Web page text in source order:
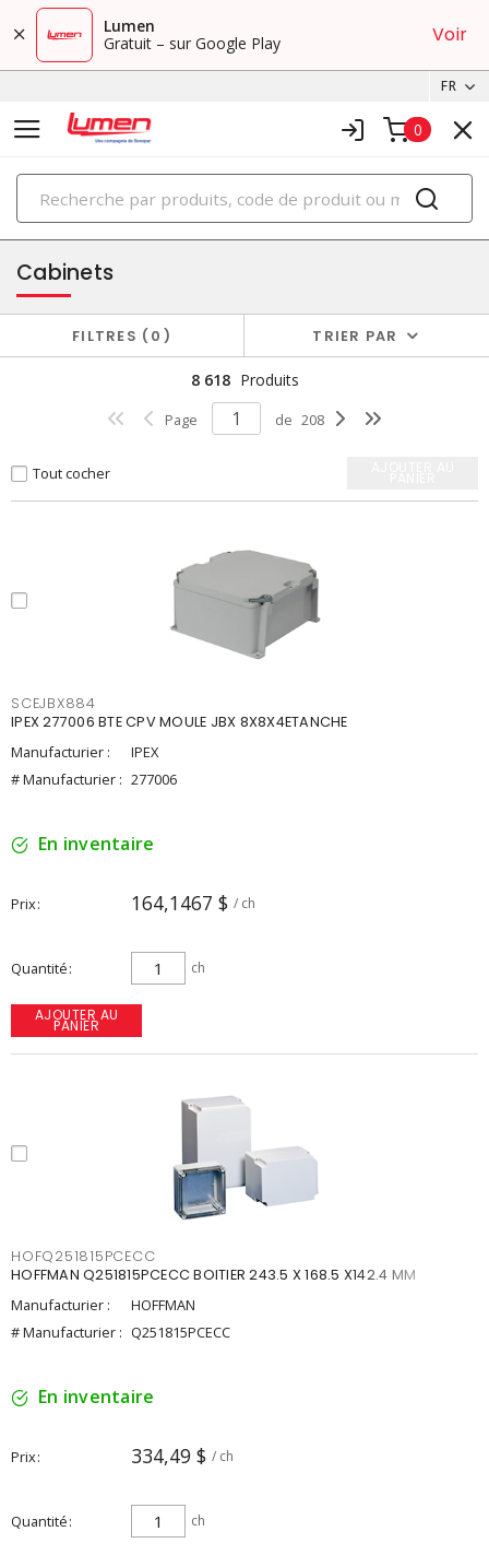
Lumen
Gratuit – sur Google Play
Voir
FR
0
PRODUITS
boîtiers et cabinets
Cabinets
FILTRES 0 TRIER PAR
8 618 Produits
Page de 208
Tout cocher
SCEJBX884
IPEX 277006 BTE CPV MOULE JBX 8X8X4ETANCHE
Manufacturier :
IPEX
# Manufacturier : 277006
En inventaire
Prix 164,1467 $ / ch
Quantité ch
AJOUTER AU
PANIER
HOFQ251815PCECC
HOFFMAN Q251815PCECC BOITIER 243.5 X 168.5 X142.4 MM
Manufacturier :
HOFFMAN
# Manufacturier : Q251815PCECC
En inventaire
Prix 334,49 $ / ch
Quantité ch